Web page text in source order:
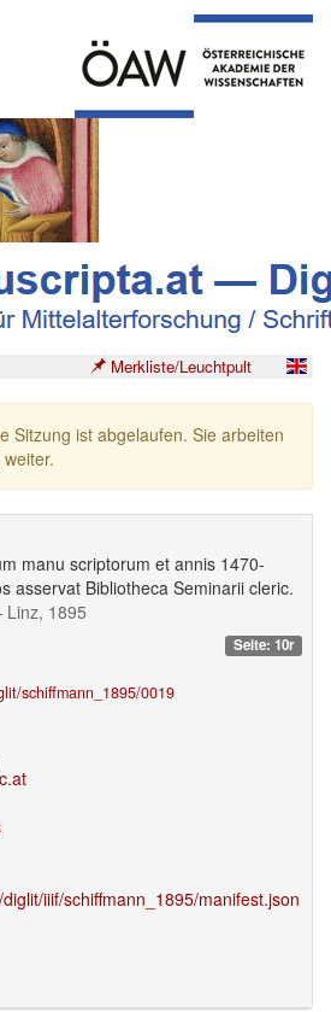
Merkliste/Leuchtpult
Sitzung ist abgelaufen. Sie arbeiten
manu scriptorum et annis 1470-
asservat Bibliotheca Seminarii cleric.
1895
Seite: 10r
schiffmann_1895/0019
iiif/schiffmann_1895/manifest.json